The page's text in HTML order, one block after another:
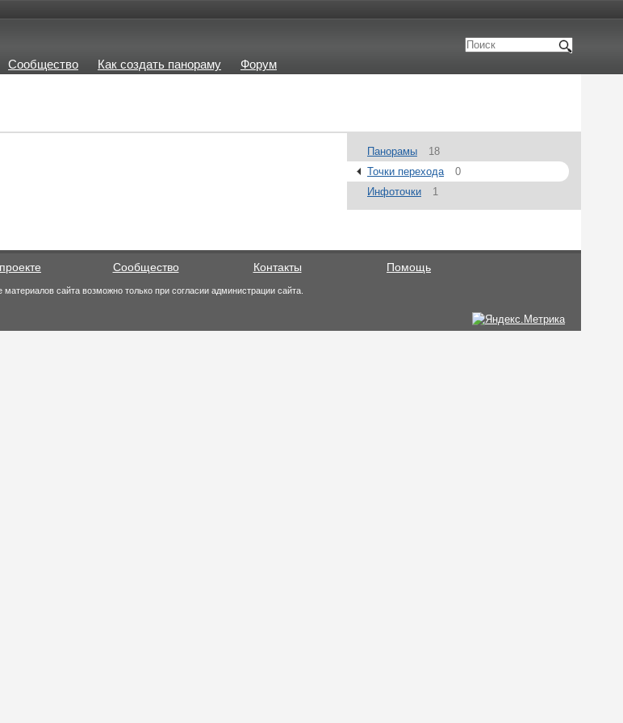
Сообщество Как создать панораму
Форум
Панорамы
18
Точки перехода
0
Инфоточки
1
Сообщество Контакты Помощь
сайта возможно только при согласии администрации сайта.